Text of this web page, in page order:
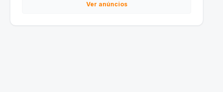
Ver anúncios